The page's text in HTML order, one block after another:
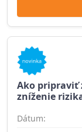
Ako pripraviť
zníženie
Dátum: